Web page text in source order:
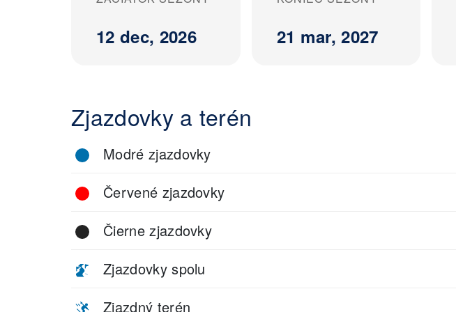
12 dec, 2026 21 mar, 2027
Zjazdovky a terén
Modré zjazdovky
Červené zjazdovky
Čierne zjazdovky
Zjazdovky spolu
Zjazdný terén